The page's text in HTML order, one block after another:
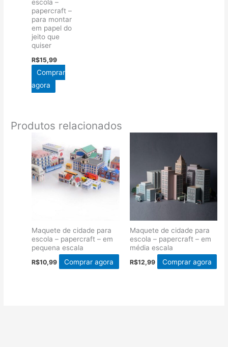
escola –
papercraft –
para montar
em papel do
jeito que
quiser
R$15,99
Comprar
agora
Produtos relacionados
Maquete de cidade para
escola – papercraft – em
pequena escala
R$10,99 Comprar agora
Maquete de cidade para
escola – papercraft – em
média escala
R$12,99 Comprar agora